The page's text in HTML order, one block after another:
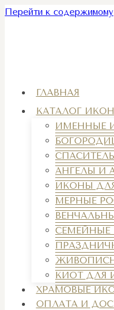
Перейти к содержимому
ГЛАВНАЯ
КАТАЛОГ ИКОН
ИМЕННЫЕ
СПАСИТЕЛЬ
АНГЕЛЫ И
ИКОНЫ
МЕРНЫЕ
КИОТ ДЛЯ
ХРАМОВЫЕ
ОПЛАТА И